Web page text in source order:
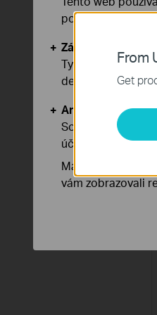
From
Get
používáním
Základní cookies
Tyto cookies jsou
deaktivovat.
Analytické a
Soubory cookie
účelem zlepšení
Marketingové
vám zobrazovali